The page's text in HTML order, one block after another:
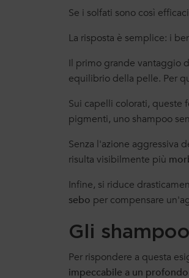
Se i solfati sono così
La risposta è semplice: i
Il primo grande vantaggio
equilibrio della pelle. Per
Sui capelli colorati, queste
pigmenti, uno shampoo
Senza l'azione aggressiva
risulta visibilmente più
Infine, si riduce
sebo per compensare
Gli
Per rispondere a questa
impeccabile a un